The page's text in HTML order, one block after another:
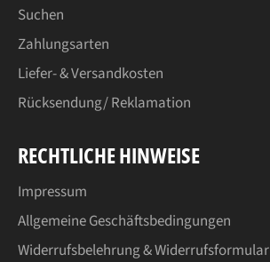
Suchen
Zahlungsarten
Liefer- & Versandkosten
Rücksendung/ Reklamation
RECHTLICHE HINWEISE
Impressum
Allgemeine Geschäftsbedingungen
Widerrufsbelehrung & Widerrufsformular